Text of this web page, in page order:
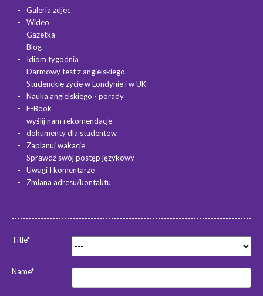
Galeria zdjec
Wideo
Gazetka
Blog
Idiom tygodnia
Darmowy test z angielskiego
Studenckie zycie w Londynie i w UK
Nauka angielskiego - porady
E-Book
wyślij nam rekomendacje
dokumenty dla studentow
Zaplanuj wakacje
Sprawdź swój postęp językowy
Uwagi I komentarze
Zmiana adresu/kontaktu
Title*
Name*